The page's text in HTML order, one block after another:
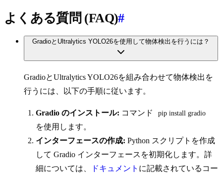
よくある質問 (FAQ)#
GradioとUltralytics YOLO26を使用して物体検出を行うには？
GradioとUltralytics YOLO26を組み合わせて物体検出を
行うには、以下の手順に従います。
Gradio のインストール: コマンド pip install gradio
を使用します。
インターフェースの作成: Python スクリプトを作成
して Gradio インターフェースを初期化します。詳
細については、
ドキュメント に記載されているコー